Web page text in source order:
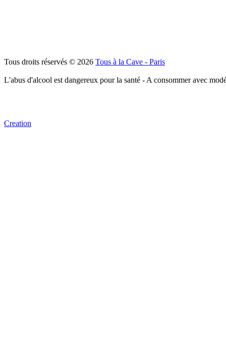
Tous droits réservés © 2026 Tous à la Cave - Paris
L'abus d'alcool est dangereux pour la santé - A consommer avec
Creation